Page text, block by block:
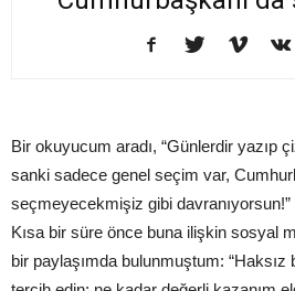
Bir okuyucum aradı, “Günlerdir yazıp
sanki sadece genel seçim var,
seçmeyecekmişiz gibi
Kısa bir süre önce buna ilişkin sosyal
bir paylaşımda bulunmuştum: